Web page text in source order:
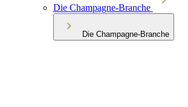
Die Champagne-Branche
Die Champagne-Branche